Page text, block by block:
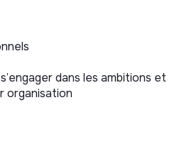
dans les ambitions et
organisation